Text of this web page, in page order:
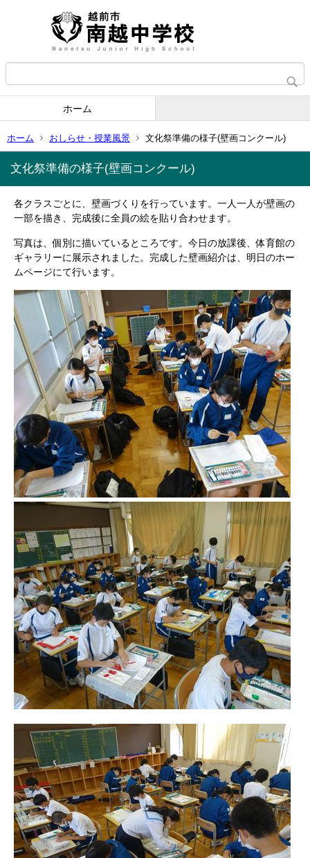
ホーム
ホーム おしらせ・授業風景 文化祭準備の様子(壁画コンクール)
文化祭準備の様子(壁画コンクール)
各クラスごとに、壁画づくりを行っています。一人一人が壁画の
一部を描き、完成後に全員の絵を貼り合わせます。
写真は、個別に描いているところです。今日の放課後、体育館の
ギャラリーに展示されました。完成した壁画紹介は、明日のホー
ムページにて行います。